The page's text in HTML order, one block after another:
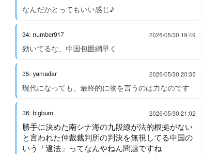
なんだかとってもいい感じ♪
34: number917 2026/05/30 19:49
効いてるな、中国包囲網早く
35: yamadar 2026/05/30 20:35
現代になっても、最終的に物を言うのは力なのです
36: bigburn 2026/05/30 21:02
勝手に決めた南シナ海の九段線が法的根拠がない
と言われた仲裁裁判所の判決を無視してる中国の
いう「違法」ってなんやねん問題ですね